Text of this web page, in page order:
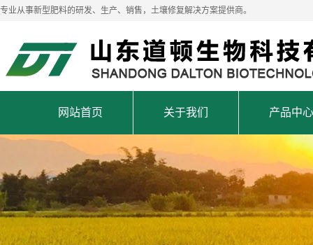
专业从事新型肥料的研发、生产、销售，土壤修复解决方案提供商。
网站首页 关于我们 产品中心